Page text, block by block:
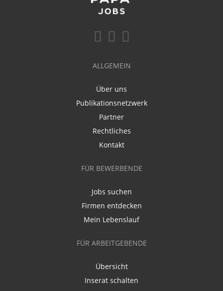
ALLGEMEIN
Über uns
Publikationsnetzwerk
Partner
Rechtliches
Kontakt
FÜR BEWERBENDE
Jobs suchen
Firmen entdecken
Mein Lebenslauf
FÜR ARBEITGEBENDE
Übersicht
Inserat schalten